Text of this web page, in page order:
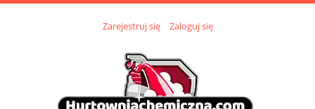
Zarejestruj się Zaloguj się